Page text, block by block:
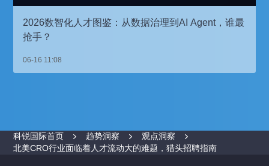
2026数智化人才图鉴：从数据治理到AI Agent，谁最
抢手？
06-16 11:08
科锐国际首页 趋势洞察
观点洞察
北美CRO行业面临着人才流动大的难题，猎头招聘指南